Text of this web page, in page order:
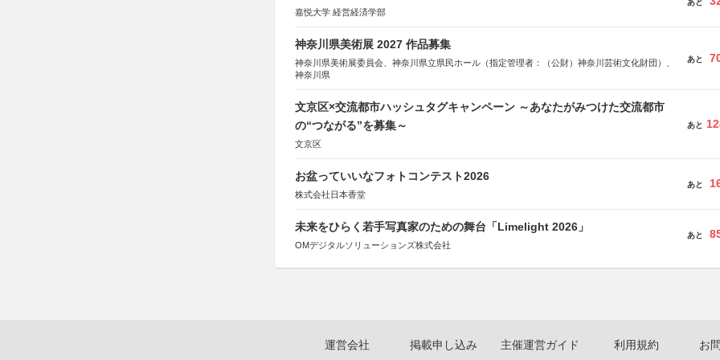
嘉悦大学 経営経済学部
あと
神奈川県美術展 2027 作品募集
神奈川県美術展委員会、神奈川県立県民ホール（指定管理者：（公財）神奈川芸術文化財団）、
神奈川県
あと
文京区×交流都市ハッシュタグキャンペーン ～あなたがみつけた交流都市
の“つながる”を募集～
文京区
あと
お盆っていいなフォトコンテスト2026
株式会社日本香堂
あと
未来をひらく若手写真家のための舞台「Limelight 2026」
OMデジタルソリューションズ株式会社
あと
運営会社 掲載申し込み 主催運営ガイド 利用規約 お